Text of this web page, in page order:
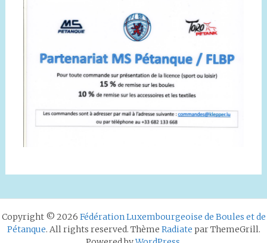
Copyright © 2026 Fédération Luxembourgeoise de Boules et de
Pétanque. All rights reserved. Thème Radiate par ThemeGrill.